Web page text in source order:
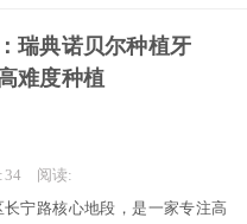
瑞典诺贝尔种植牙
难度种植
阅读:
长宁路核心地段，是一家专注高